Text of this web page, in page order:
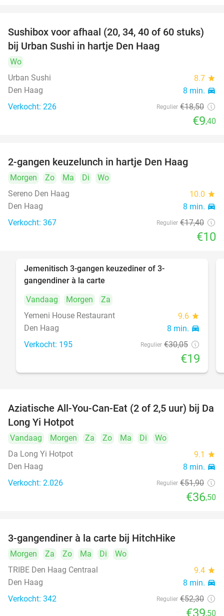
49%
Sushibox voor afhaal (20, 34, 40 of 60 stuks)
bij Urban Sushi in hartje Den Haag
Wo
Urban Sushi
8.7 star
Den Haag 8 min. directions_car
Verkocht: 226 Regulier €18,50
€9,40
2-gangen keuzelunch in hartje Den Haag
Morgen Zo Ma Di
Wo
Sereno Den Haag
10.0 star
Den Haag 8 min. directions_car
Verkocht: 367 Regulier €17,40
€10
Jemenitisch 3-gangen keuzediner of 3-
gangendiner à la carte
Vandaag
Morgen
Za
Yemeni House Restaurant
9.6 star
Den Haag 8 min. directions_car
Verkocht: 195 Regulier €30,05
€19
30%
Aziatische All-You-Can-Eat (2 of 2,5 uur) bij Da
Long Yi Hotpot
Vandaag Morgen Za Zo Ma Di
Wo
Da Long Yi Hotpot
9.1 star
Den Haag 8 min. directions_car
Verkocht: 2.026 Regulier €51,90
€36,50
3-gangendiner à la carte bij HitchHike
Morgen Za Zo Ma Di
Wo
TRIBE Den Haag Centraal
9.4 star
Den Haag 8 min. directions_car
Verkocht: 342 Regulier €52,30
€39,50